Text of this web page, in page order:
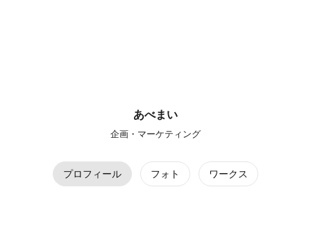
あべまい
企画・マーケティング
プロフィール フォト ワークス